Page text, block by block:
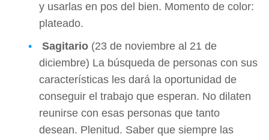
y usarlas en pos del bien. Momento de color:
plateado.
Sagitario (23 de noviembre al 21 de
diciembre) La búsqueda de personas con sus
características les dará la oportunidad de
conseguir el trabajo que esperan. No dilaten
reunirse con esas personas que tanto
desean. Plenitud. Saber que siempre las